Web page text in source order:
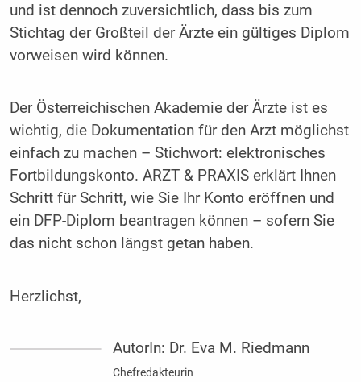
und ist dennoch zuversichtlich, dass bis zum
Stichtag der Großteil der Ärzte ein gültiges Diplom
vorweisen wird können.
Der Österreichischen Akademie der Ärzte ist es
wichtig, die Dokumentation für den Arzt möglichst
einfach zu machen – Stichwort: elektronisches
Fortbildungskonto. ARZT & PRAXIS erklärt Ihnen
Schritt für Schritt, wie Sie Ihr Konto eröffnen und
ein DFP-Diplom beantragen können – sofern Sie
das nicht schon längst getan haben.
Herzlichst,
AutorIn: Dr. Eva M. Riedmann
Chefredakteurin